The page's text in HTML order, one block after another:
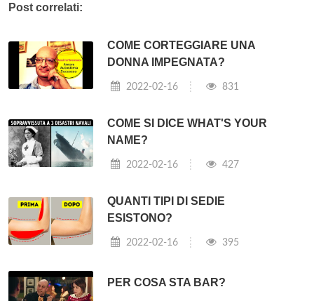
Post correlati:
COME CORTEGGIARE UNA
DONNA IMPEGNATA?
2022-02-16 831
COME SI DICE WHAT'S YOUR
NAME?
2022-02-16 427
QUANTI TIPI DI SEDIE
ESISTONO?
2022-02-16 395
PER COSA STA BAR?